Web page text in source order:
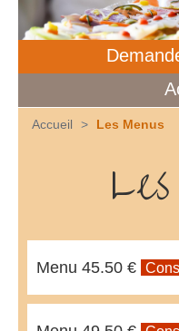
Accueil > Les Menus
Menu 45.50 €